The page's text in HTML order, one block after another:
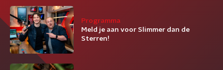
Programma
Meld je aan voor Slimmer dan de
Sterren!